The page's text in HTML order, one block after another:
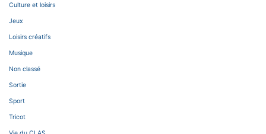
Culture et loisirs
Jeux
Loisirs créatifs
Musique
Non classé
Sortie
Sport
Tricot